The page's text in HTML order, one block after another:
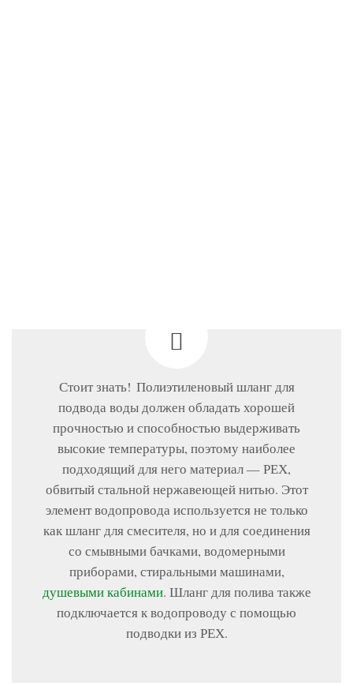
Стоит знать! Полиэтиленовый шланг для
подвода воды должен обладать хорошей
прочностью и способностью выдерживать
высокие температуры, поэтому наиболее
подходящий для него материал — РЕХ,
обвитый стальной нержавеющей нитью. Этот
элемент водопровода используется не только
как шланг для смесителя, но и для соединения
со смывными бачками, водомерными
приборами, стиральными машинами,
душевыми кабинами. Шланг для полива также
подключается к водопроводу с помощью
подводки из РЕХ.